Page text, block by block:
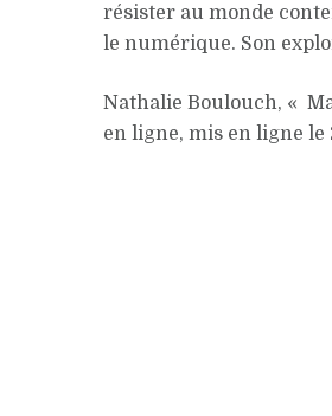
résister au monde
le numérique. Son
Nathalie Boulouch, «
en ligne, mis en ligne le